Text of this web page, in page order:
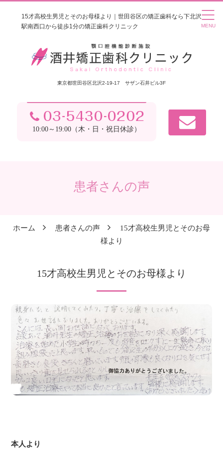
15才高校生男児とそのお母様より｜世田谷区の矯正歯科なら下北沢
駅南西口から徒歩1分の矯正歯科クリニック
東京都世田谷区北沢2-19-17 サザン石井ビル3F
10:00～19:00（木・日・祝日休診）
患者さんの声
ホーム 患者さんの声
15才高校生男児とそのお母
様より
15才高校生男児とそのお母様より
本人より